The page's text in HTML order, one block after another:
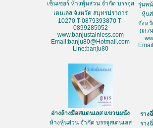
เซ็นเซอร์ ห้างหุ้นส่วน จำกัด บรรจุส
เตนเลส จังหวัด สมุทรปราการ
10270 T-0879393870 T-
0899285052
www.banjustainless.com
Email:banju80@Hotmail.com
Line:banju80
รุ่นห
หุ้น
จังห
อ่างล้างมือสแตนเลส แขวนผนัง
ห้างหุ้นส่วน จำกัด บรรจุสเตนเลส
ราง
ราง